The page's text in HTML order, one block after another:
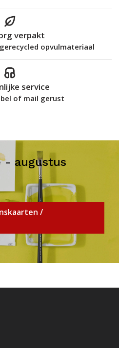
verpakt
opvulmateriaal
service
of mail gerust
augustus
/